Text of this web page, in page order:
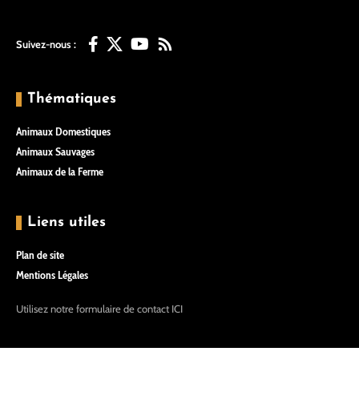
Suivez-nous :
Thématiques
Animaux Domestiques
Animaux Sauvages
Animaux de la Ferme
Liens utiles
Plan de site
Mentions Légales
Utilisez notre formulaire de contact ICI